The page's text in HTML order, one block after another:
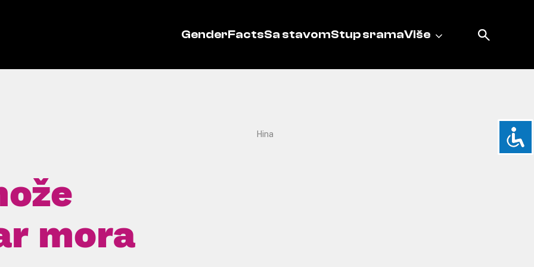
GenderFactsSa stavomStup sramaViše
mora
Hina